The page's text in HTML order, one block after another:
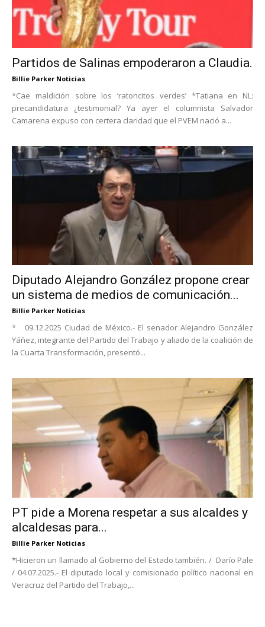
Partidos de Salinas empoderaron a Claudia.
Billie Parker Noticias
*Cae maldición sobre los ‘ratoncitos verdes’ *Tatiana en NL:
precandidatura ¿testimonial? Ya ayer el columnista Salvador
Camarena expuso con certera claridad que el PVEM nació a...
Diputado Alejandro González propone crear
un sistema de medios de comunicación...
Billie Parker Noticias
* 09.12.2025 Ciudad de México.- El senador Alejandro González
Yáñez, integrante del Partido del Trabajo y aliado de la coalición de
la Cuarta Transformación, presentó...
PT pide a Morena respetar a sus alcaldes y
alcaldesas para...
Billie Parker Noticias
*Hicieron un llamado al Gobierno del Estado también. / Darío Pale
/ 04.07.2025.- El diputado local y comisionado político nacional en
Veracruz del Partido del Trabajo,...